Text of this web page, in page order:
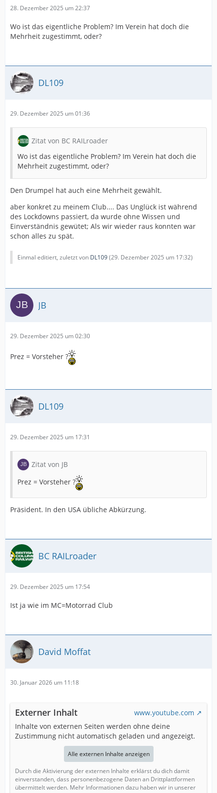
28. Dezember 2025 um 22:37
Wo ist das eigentliche Problem? Im Verein hat doch die
Mehrheit zugestimmt, oder?
DL109
29. Dezember 2025 um 01:36
Zitat von BC RAILroader
Wo ist das eigentliche Problem? Im Verein hat doch die
Mehrheit zugestimmt, oder?
Den Drumpel hat auch eine Mehrheit gewählt.
aber konkret zu meinem Club.... Das Unglück ist während
des Lockdowns passiert, da wurde ohne Wissen und
Einverständnis gewütet; Als wir wieder raus konnten war
schon alles zu spät.
Einmal editiert, zuletzt von DL109(29. Dezember 2025 um 17:32)
JB
29. Dezember 2025 um 02:30
Prez = Vorsteher ?
DL109
29. Dezember 2025 um 17:31
Zitat von JB
Prez = Vorsteher ?
Präsident. In den USA übliche Abkürzung.
BC RAILroader
29. Dezember 2025 um 17:54
Ist ja wie im MC=Motorrad Club
David Moffat
30. Januar 2026 um 11:18
Externer Inhalt
www.youtube.com
Inhalte von externen Seiten werden ohne deine
Zustimmung nicht automatisch geladen und angezeigt.
Alle externen Inhalte anzeigen
Durch die Aktivierung der externen Inhalte erklärst du dich damit
einverstanden, dass personenbezogene Daten an Drittplattformen
übermittelt werden. Mehr Informationen dazu haben wir in unserer